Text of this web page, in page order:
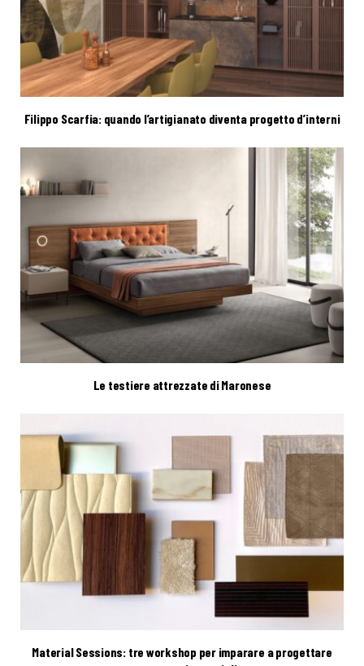
Filippo Scarfia: quando l’artigianato diventa progetto d’interni
Le testiere attrezzate di Maronese
Material Sessions: tre workshop per imparare a progettare